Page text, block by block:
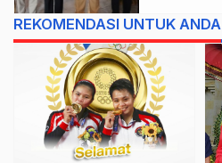
REKOMENDASI UNTUK ANDA